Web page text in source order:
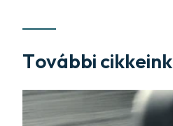
További cikkeink